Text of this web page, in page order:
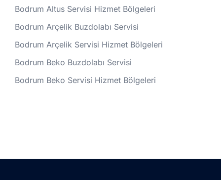
Bodrum Altus Servisi Hizmet Bölgeleri
Bodrum Arçelik Buzdolabı Servisi
Bodrum Arçelik Servisi Hizmet Bölgeleri
Bodrum Beko Buzdolabı Servisi
Bodrum Beko Servisi Hizmet Bölgeleri